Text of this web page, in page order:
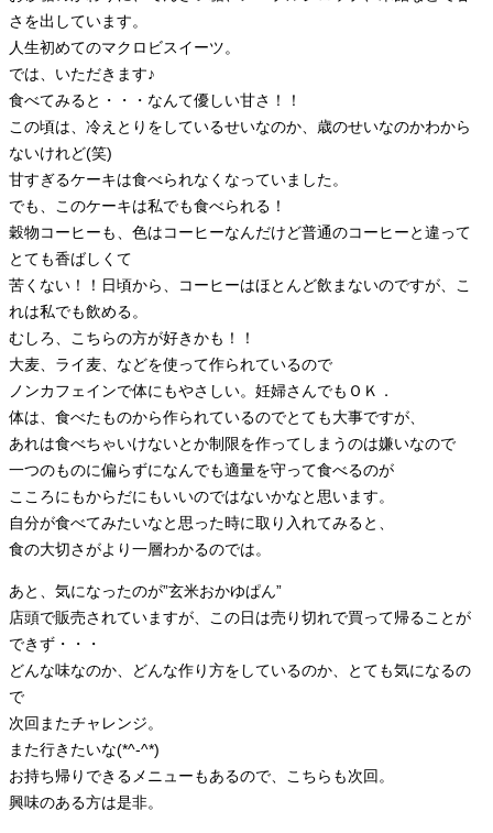
さを出しています。
人生初めてのマクロビスイーツ。
では、いただきます♪
食べてみると・・・なんて優しい甘さ！！
この頃は、冷えとりをしているせいなのか、歳のせいなのかわから
ないけれど(笑)
甘すぎるケーキは食べられなくなっていました。
でも、このケーキは私でも食べられる！
穀物コーヒーも、色はコーヒーなんだけど普通のコーヒーと違って
とても香ばしくて
苦くない！！日頃から、コーヒーはほとんど飲まないのですが、こ
れは私でも飲める。
むしろ、こちらの方が好きかも！！
大麦、ライ麦、などを使って作られているので
ノンカフェインで体にもやさしい。妊婦さんでもＯＫ．
体は、食べたものから作られているのでとても大事ですが、
あれは食べちゃいけないとか制限を作ってしまうのは嫌いなので
一つのものに偏らずになんでも適量を守って食べるのが
こころにもからだにもいいのではないかなと思います。
自分が食べてみたいなと思った時に取り入れてみると、
食の大切さがより一層わかるのでは。
あと、気になったのが”玄米おかゆぱん”
店頭で販売されていますが、この日は売り切れで買って帰ることが
できず・・・
どんな味なのか、どんな作り方をしているのか、とても気になるの
で
次回またチャレンジ。
また行きたいな(*^-^*)
お持ち帰りできるメニューもあるので、こちらも次回。
興味のある方は是非。